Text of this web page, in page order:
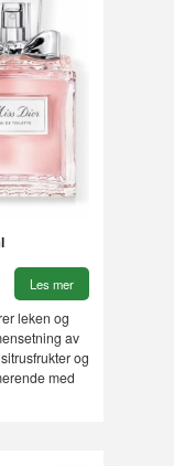
Les mer
leken og
av
og
med